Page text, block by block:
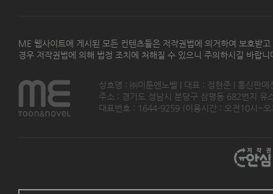
ME 웹사이트에 게시된 모든 컨텐츠들은 저작권법에 의거하여 보호받
경우 저작권법에 의해 법정 조치에 처해질 수 있으니 주의하시길 바랍니
상호명 : ㈜미툰앤노벨 | 대표 : 정현준 | 통신판
주소 : 경기도 성남시 분당구 삼평동 682번지
대표번호 : 1644-9259 (이용시간 : 오전10시~